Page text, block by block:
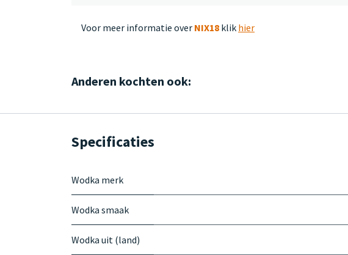
Voor meer informatie over NIX18 klik hier
Anderen kochten ook:
Specificaties
Wodka merk
Wodka smaak
Wodka uit (land)